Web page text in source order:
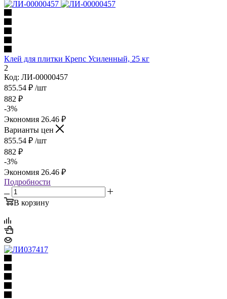
Клей для плитки Крепс Усиленный, 25 кг
2
Код: ЛИ-00000457
855.54 ₽ /шт
882 ₽
-3%
Экономия 26.46 ₽
Варианты цен
855.54 ₽ /шт
882 ₽
-3%
Экономия 26.46 ₽
Подробности
В корзину